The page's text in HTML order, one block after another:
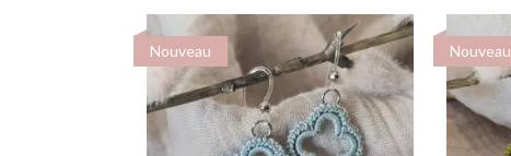
Nouveau Nouveau